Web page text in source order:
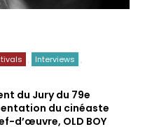
Interviews
du Jury du 79e
du cinéaste
d’œuvre, OLD BOY